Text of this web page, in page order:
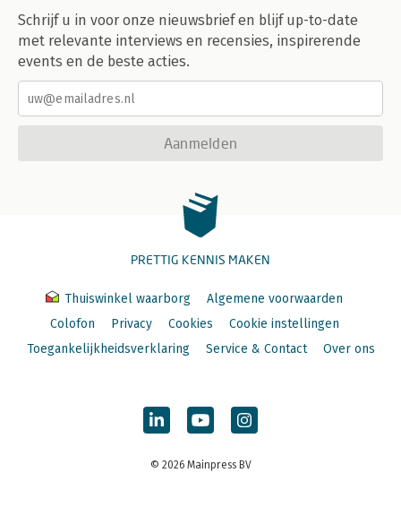
Schrijf u in voor onze nieuwsbrief en blijf up-to-date
met relevante interviews en recensies, inspirerende
events en de beste acties.
Aanmelden
PRETTIG KENNIS MAKEN
Thuiswinkel waarborg
Algemene voorwaarden
Colofon
Privacy Cookies
Cookie instellingen
Toegankelijkheidsverklaring
Service & Contact Over ons
© 2026 Mainpress BV